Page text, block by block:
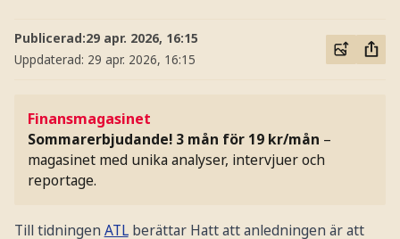
Publicerad:29 apr. 2026, 16:15
Uppdaterad: 29 apr. 2026, 16:15
Finansmagasinet
Sommarerbjudande! 3 mån för 19 kr/mån –
magasinet med unika analyser, intervjuer och
reportage.
Till tidningen ATLberättar Hatt att anledningen är att